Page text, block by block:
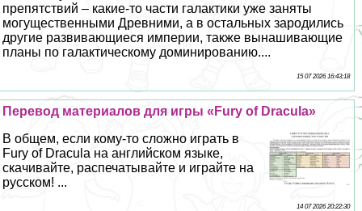
препятствий – какие-то части галактики уже заняты
могущественными Древними, а в остальных зародились
другие развивающиеся империи, также вынашивающие
планы по галактическому доминированию....
15 07 2026 16:43:18
Перевод материалов для игры «Fury of Dracula»
В общем, если кому-то сложно играть в
Fury of Dracula на английском языке,
скачивайте, распечатывайте и играйте на
русском! ...
14 07 2026 20:22:30